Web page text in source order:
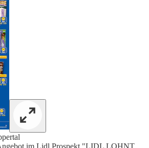
im Lidl Prospekt "LIDL LOHNT